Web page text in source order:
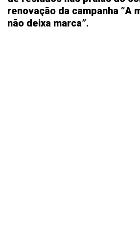
renovação da campanha “A
não deixa marca”.